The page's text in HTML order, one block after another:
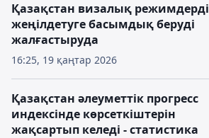
16:25, 19 қаңтар 2026
Қазақстан визалық режимдерді
жеңілдетуге басымдық беруді
жалғастыруда
Қазақстан әлеуметтік прогресс
индексінде көрсеткіштерін
жақсартып келеді - статистика